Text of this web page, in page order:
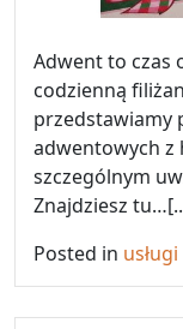
Adwent to czas
codzienną
przedstawiamy
adwentowych z
szczególnym
Znajdziesz
Posted in usługi